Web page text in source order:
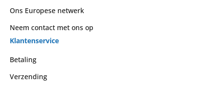
Ons Europese netwerk
Neem contact met ons op
Klantenservice
Betaling
Verzending